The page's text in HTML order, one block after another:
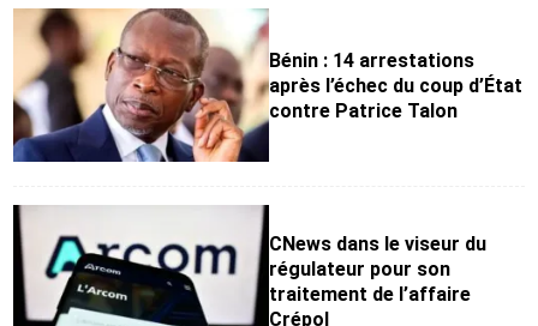
Bénin : 14 arrestations
après l’échec du coup d’État
contre Patrice Talon
CNews dans le viseur du
régulateur pour son
traitement de l’affaire
Crépol